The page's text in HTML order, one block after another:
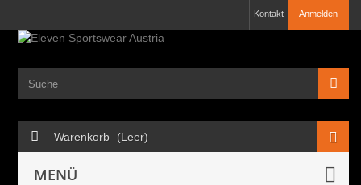
Anmelden
Kontakt
Warenkorb (Leer)
MENÜ